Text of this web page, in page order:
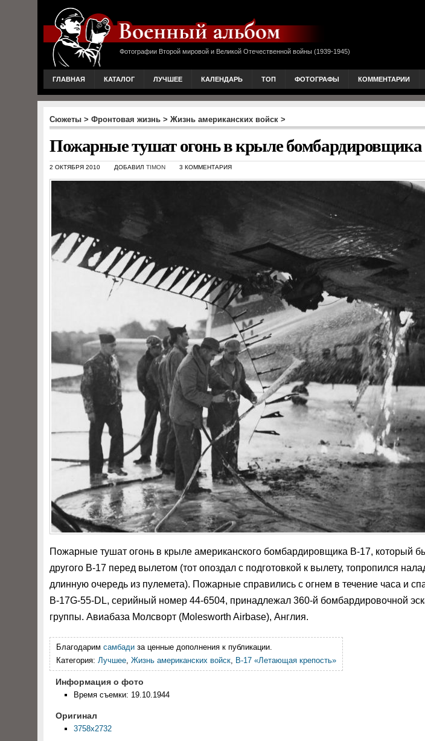
Фотографии Второй мировой и Великой Отечественной войны (1939-1945)
ГЛАВНАЯ КАТАЛОГ ЛУЧШЕЕ КАЛЕНДАРЬ ТОП ФОТОГРАФЫ КОММЕНТАРИИ
Сюжеты > Фронтовая жизнь > Жизнь американских войск >
Пожарные тушат огонь в крыле бомбардировщика
2 ОКТЯБРЯ 2010 ДОБАВИЛ TIMON 3 КОММЕНТАРИЯ
Пожарные тушат огонь в крыле американского бомбардировщика B-17, который
другого B-17 перед вылетом (тот опоздал с подготовкой к вылету, топропился
длинную очередь из пулемета). Пожарные справились с огнем в течение часа и
B-17G-55-DL, серийный номер 44-6504, принадлежал 360-й бомбардировочной
группы. Авиабаза Молсворт (Molesworth Airbase), Англия.
Благодарим самбади за ценные дополнения к публикации.
Категория: Лучшее, Жизнь американских войск, B-17 «Летающая крепость»
Информация о фото
Время съемки: 19.10.1944
Оригинал
3758x2732